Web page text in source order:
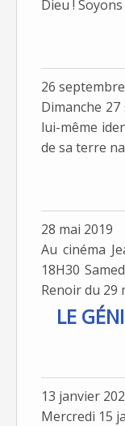
Dieu !
26
Dimanche
lui-même
de sa terre
28 mai 2019
Au cinéma
18H30
Renoir du 29
LE
13 janvier
Mercredi 15